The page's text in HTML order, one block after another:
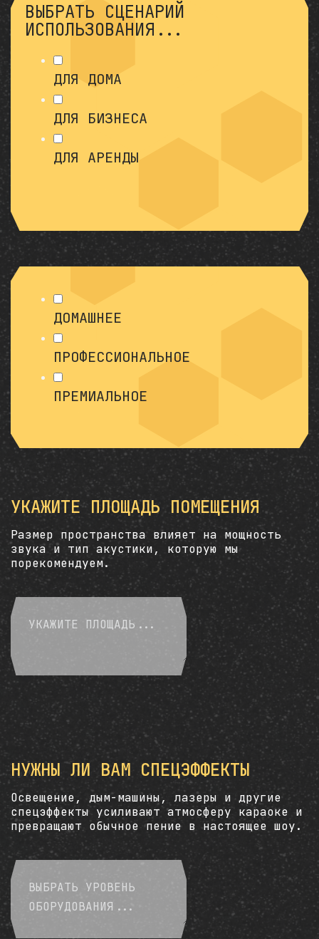
ВЫБРАТЬ СЦЕНАРИЙ
ИСПОЛЬЗОВАНИЯ...
ДЛЯ ДОМА
ДЛЯ БИЗНЕСА
ДЛЯ АРЕНДЫ
ДОМАШНЕЕ
ПРОФЕССИОНАЛЬНОЕ
ПРЕМИАЛЬНОЕ
УКАЖИТЕ ПЛОЩАДЬ ПОМЕЩЕНИЯ
Размер пространства влияет на мощность
звука и тип акустики, которую мы
порекомендуем.
НУЖНЫ ЛИ ВАМ СПЕЦЭФФЕКТЫ
Освещение, дым-машины, лазеры и другие
спецэффекты усиливают атмосферу караоке и
превращают обычное пение в настоящее шоу.